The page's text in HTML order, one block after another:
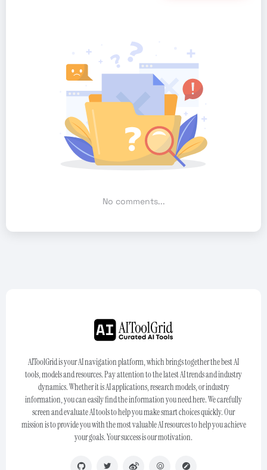
No comments...
AIToolGrid is your AI navigation platform, which brings together the best AI
tools, models and resources. Pay attention to the latest AI trends and industry
dynamics. Whether it is AI applications, research models, or industry
information, you can easily find the information you need here. We carefully
screen and evaluate AI tools to help you make smart choices quickly. Our
mission is to provide you with the most valuable AI resources to help you achieve
your goals. Your success is our motivation.